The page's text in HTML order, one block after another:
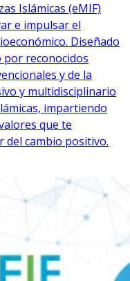
Islámicas (eMIF)
e impulsar el
Diseñado
reconocidos
y de la
y multidisciplinario
impartiendo
que te
del cambio positivo.